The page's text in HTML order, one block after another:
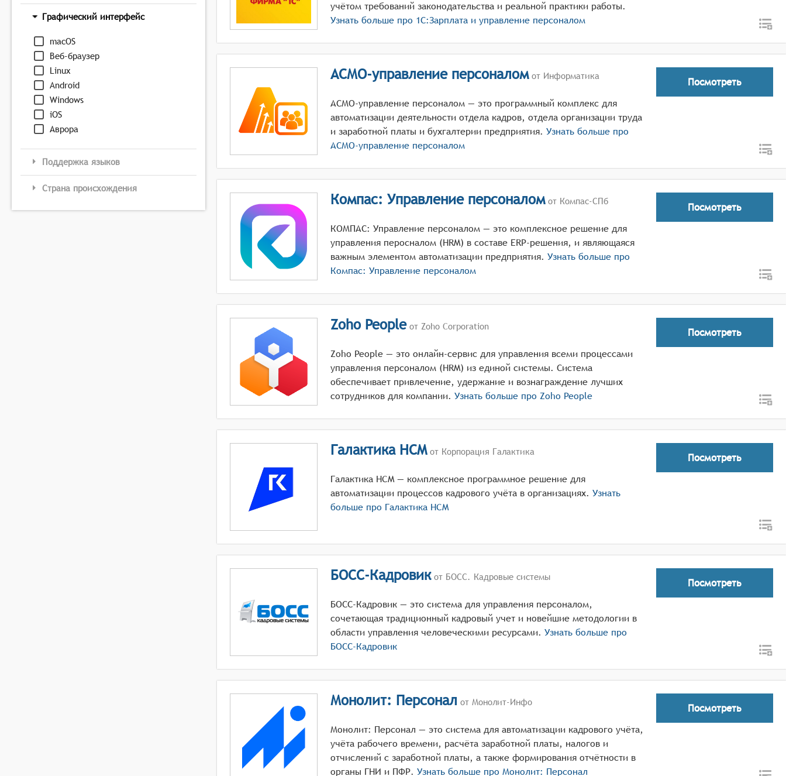
Графический интерфейс
macOS
Веб-браузер
Linux
Android
Windows
iOS
Аврора
Поддержка языков
Страна происхождения
учётом требований законодательства и реальной практики работы.
Узнать больше про 1С:Зарплата и управление персоналом
АСМО-управление персоналомот Информатика
АСМО-управление персоналом — это программный комплекс для
автоматизации деятельности отдела кадров, отдела организации труда
и заработной платы и бухгалтерии предприятия. Узнать больше про
АСМО-управление персоналом
Посмотреть
Компас: Управление персоналомот Компас-СПб
КОМПАС: Управление персоналом — это комплексное решение для
управления перосналом (HRM) в составе ERP-решения, и являющаяся
важным элементом автоматизации предприятия. Узнать больше про
Компас: Управление персоналом
Посмотреть
Zoho Peopleот Zoho Corporation
Zoho People — это онлайн-сервис для управления всеми процессами
управления персоналом (HRM) из единой системы. Система
обеспечивает привлечение, удержание и вознаграждение лучших
сотрудников для компании. Узнать больше про Zoho People
Посмотреть
Галактика HCMот Корпорация Галактика
Галактика HCM — комплексное программное решение для
автоматизации процессов кадрового учёта в организациях. Узнать
больше про Галактика HCM
Посмотреть
БОСС-Кадровикот БОСС. Кадровые системы
БОСС-Кадровик — это система для управления персоналом,
сочетающая традиционный кадровый учет и новейшие методологии в
области управления человеческими ресурсами. Узнать больше про
БОСС-Кадровик
Посмотреть
Монолит: Персонал от Монолит-Инфо
Монолит: Персонал — это система для автоматизации кадрового учёта,
учёта рабочего времени, расчёта заработной платы, налогов и
отчислений с заработной платы, а также формирования отчётности в
органы ГНИ и ПФР. Узнать больше про Монолит: Персонал
Посмотреть